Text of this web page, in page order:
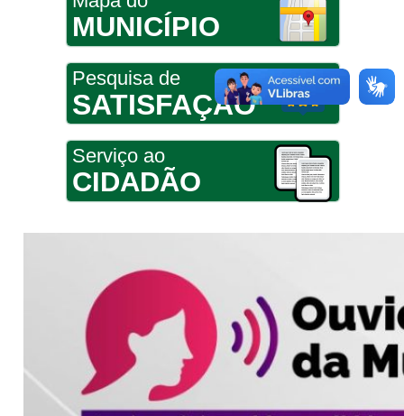
MUNICÍPIO
Pesquisa de
SATISFAÇÃO
Serviço ao
CIDADÃO